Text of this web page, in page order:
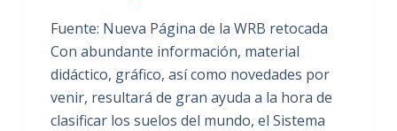
Fuente: Nueva Página de la WRB retocada
Con abundante información, material
didáctico, gráfico, así como novedades por
venir, resultará de gran ayuda a la hora de
clasificar los suelos del mundo, el Sistema